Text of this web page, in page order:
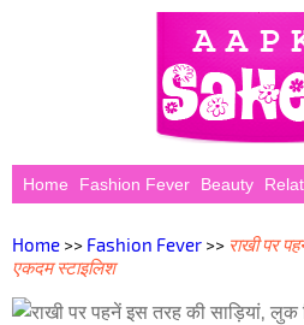
Home Fashion Fever Beauty
Home >> Fashion Fever >> राखी पर
एकदम स्टाइलिश